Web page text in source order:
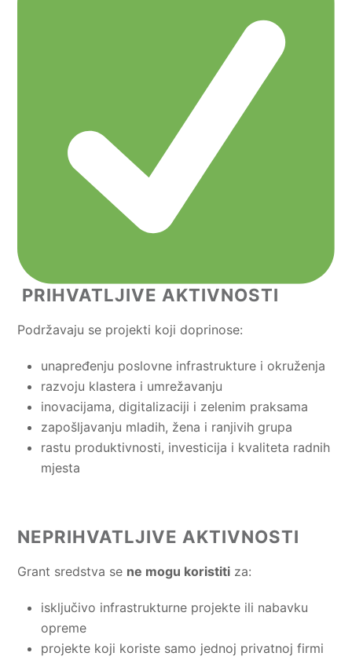
PRIHVATLJIVE AKTIVNOSTI
Podržavaju se projekti koji doprinose:
unapređenju poslovne infrastrukture i okruženja
razvoju klastera i umrežavanju
inovacijama, digitalizaciji i zelenim praksama
zapošljavanju mladih, žena i ranjivih grupa
rastu produktivnosti, investicija i kvaliteta radnih
mjesta
NEPRIHVATLJIVE AKTIVNOSTI
Grant sredstva se ne mogu koristiti za:
isključivo infrastrukturne projekte ili nabavku
opreme
projekte koji koriste samo jednoj privatnoj firmi